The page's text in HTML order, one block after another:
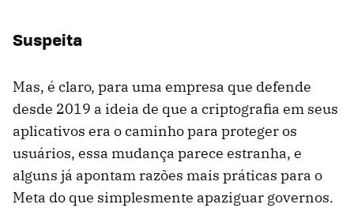
Suspeita
Mas, é claro, para uma empresa que defende
desde 2019 a ideia de que a criptografia em seus
aplicativos era o caminho para proteger os
usuários, essa mudança parece estranha, e
alguns já apontam razões mais práticas para o
Meta do que simplesmente apaziguar governos.